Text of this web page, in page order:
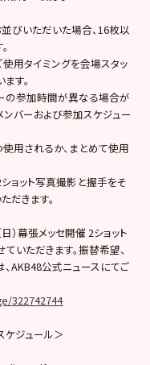
びいただいた場合、16枚以
用タイミングを会場スタッ
す。
の参加時間が異なる場合が
ンバーおよび参加スケジュー
用されるか、まとめて使用
ョット写真撮影と握手をそ
だきます。
）幕張メッセ開催 2ショット
いただきます。振替希望、
AKB48公式ニュースにてご
322742744
ケジュール＞